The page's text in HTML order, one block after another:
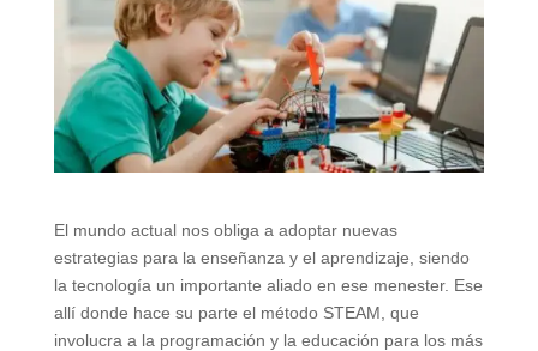
El mundo actual nos obliga a adoptar nuevas
estrategias para la enseñanza y el aprendizaje, siendo
la tecnología un importante aliado en ese menester. Ese
allí donde hace su parte el método STEAM, que
involucra a la programación y la educación para los más